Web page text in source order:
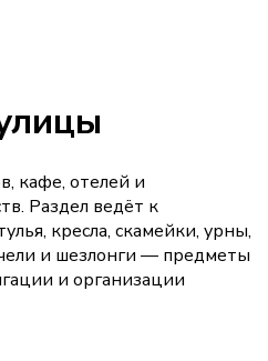
кафе, отелей и
Раздел ведёт к
кресла, скамейки, урны,
и шезлонги — предметы
и организации